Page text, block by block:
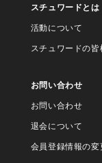
スチュワードとは
活動について
スチュワードの皆
お問い合わせ
お問い合わせ
退会について
会員登録情報の変